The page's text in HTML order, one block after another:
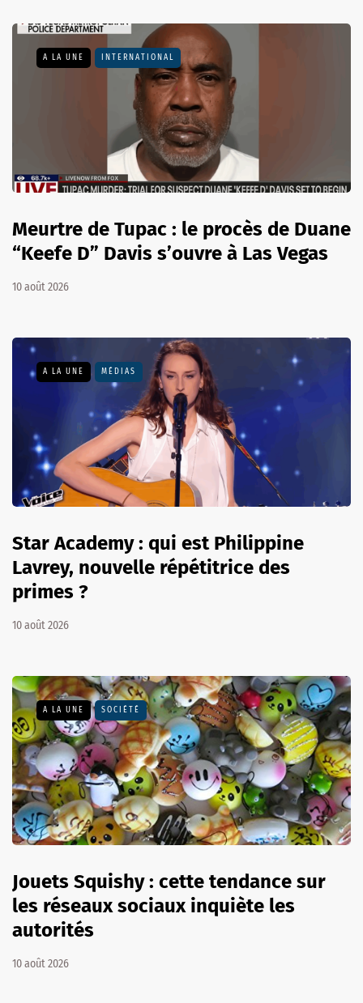
A LA UNE INTERNATIONAL
Meurtre de Tupac : le procès de Duane
“Keefe D” Davis s’ouvre à Las Vegas
10 août 2026
A LA UNE MÉDIAS
Star Academy : qui est Philippine
Lavrey, nouvelle répétitrice des
primes ?
10 août 2026
A LA UNE SOCIÉTÉ
Jouets Squishy : cette tendance sur
les réseaux sociaux inquiète les
autorités
10 août 2026